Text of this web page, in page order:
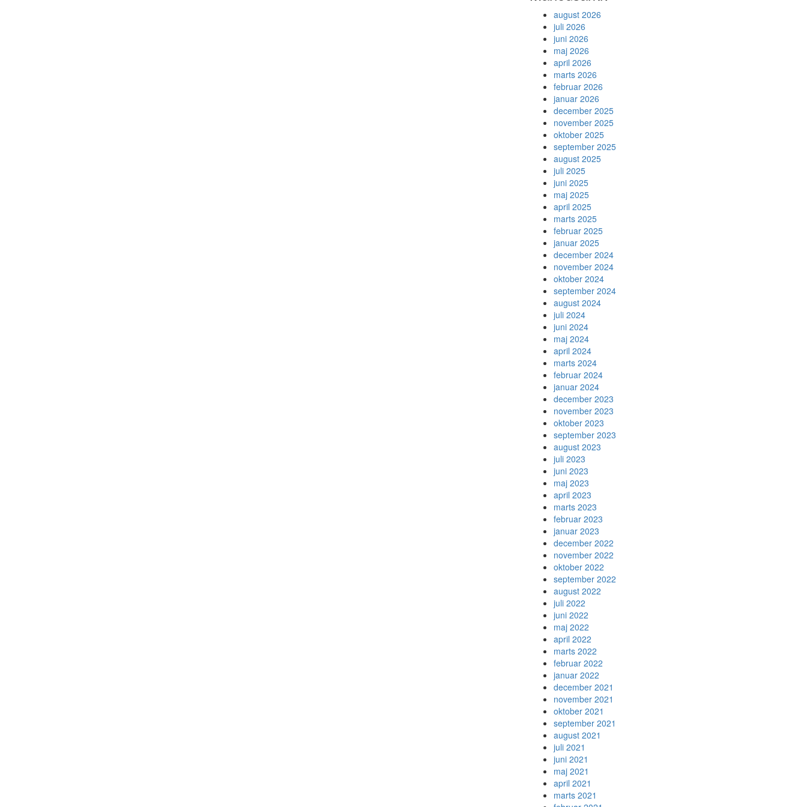
august 2026
juli 2026
juni 2026
maj 2026
april 2026
marts 2026
februar 2026
januar 2026
december 2025
november 2025
oktober 2025
september 2025
august 2025
juli 2025
juni 2025
maj 2025
april 2025
marts 2025
februar 2025
januar 2025
december 2024
november 2024
oktober 2024
september 2024
august 2024
juli 2024
juni 2024
maj 2024
april 2024
marts 2024
februar 2024
januar 2024
december 2023
november 2023
oktober 2023
september 2023
august 2023
juli 2023
juni 2023
maj 2023
april 2023
marts 2023
februar 2023
januar 2023
december 2022
november 2022
oktober 2022
september 2022
august 2022
juli 2022
juni 2022
maj 2022
april 2022
marts 2022
februar 2022
januar 2022
december 2021
november 2021
oktober 2021
september 2021
august 2021
juli 2021
juni 2021
maj 2021
april 2021
marts 2021